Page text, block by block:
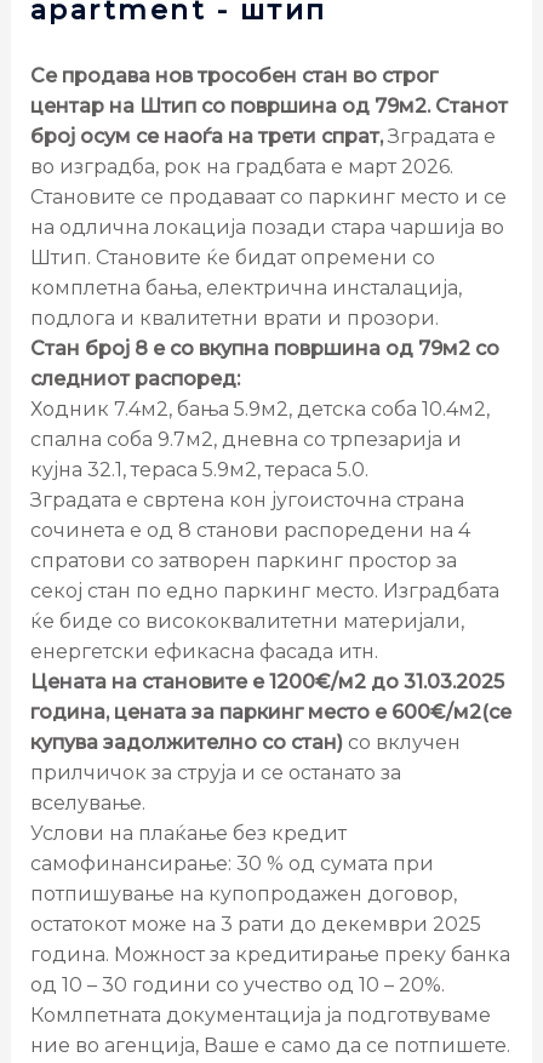
apartment - штип
Се продава нов трособен стан во строг
центар на Штип со површина од 79м2. Станот
број осум се наоѓа на трети спрат,Зградата е
во изградба, рок на градбата е март 2026.
Становите се продаваат со паркинг место и се
на одлична локација позади стара чаршија во
Штип. Становите ќе бидат опремени со
комплетна бања, електрична инсталација,
подлога и квалитетни врати и прозори.
Стан број 8 е со вкупна површина од 79м2 со
следниот распоред:
Ходник 7.4м2, бања 5.9м2, детска соба 10.4м2,
спална соба 9.7м2, дневна со трпезарија и
кујна 32.1, тераса 5.9м2, тераса 5.0.
Зградата е свртена кон југоисточна страна
сочинета е од 8 станови распоредени на 4
спратови со затворен паркинг простор за
секој стан по едно паркинг место. Изградбата
ќе биде со висококвалитетни материјали,
енергетски ефикасна фасада итн.
Цената на становите е 1200€/м2 до 31.03.2025
година, цената за паркинг место е 600€/м2(се
купува задолжително со стан)со вклучен
прилчичок за струја и се останато за
вселување.
Услови на плаќање без кредит
самофинансирање: 30 % од сумата при
потпишување на купопродажен договор,
остатокот може на 3 рати до декември 2025
година. Можност за кредитирање преку банка
од 10 – 30 години со учество од 10 – 20%.
Комлпетната документација ја подготвуваме
ние во агенција, Ваше е само да се потпишете.